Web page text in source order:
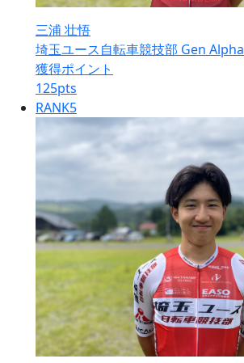
三浦 壮悟
埼玉ユース自転車競技部 Gen Alpha
獲得ポイント
125pts
RANK5